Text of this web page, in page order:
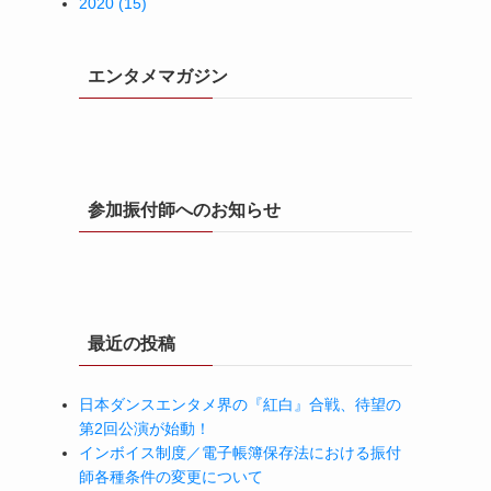
エンタメマガジン
参加振付師へのお知らせ
最近の投稿
日本ダンスエンタメ界の『紅白』合戦、待望の
第2回公演が始動！
インボイス制度／電子帳簿保存法における振付
師各種条件の変更について